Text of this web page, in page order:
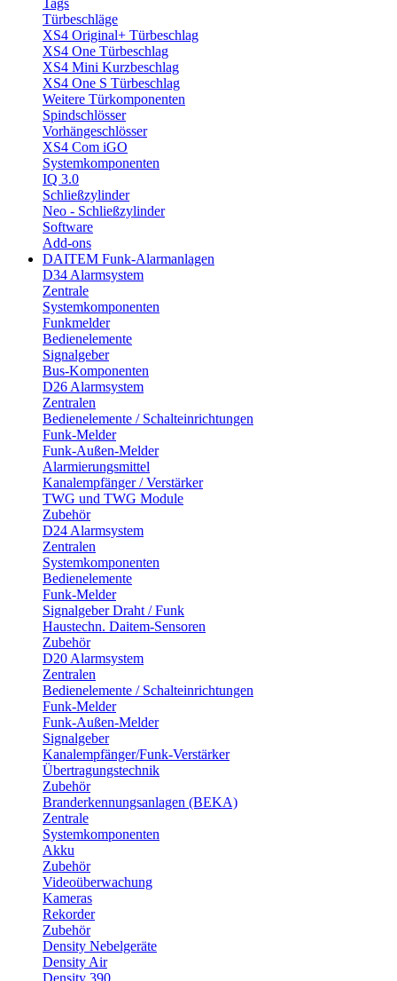
Türbeschläge
XS4 Original+ Türbeschlag
XS4 One Türbeschlag
XS4 Mini Kurzbeschlag
XS4 One S Türbeschlag
Weitere Türkomponenten
Spindschlösser
Vorhängeschlösser
XS4 Com iGO
Systemkomponenten
IQ 3.0
Schließzylinder
Neo - Schließzylinder
Software
Add-ons
DAITEM Funk-Alarmanlagen
D34 Alarmsystem
Zentrale
Systemkomponenten
Funkmelder
Bedienelemente
Signalgeber
Bus-Komponenten
D26 Alarmsystem
Zentralen
Bedienelemente / Schalteinrichtungen
Funk-Melder
Funk-Außen-Melder
Alarmierungsmittel
Kanalempfänger / Verstärker
TWG und TWG Module
Zubehör
D24 Alarmsystem
Zentralen
Systemkomponenten
Bedienelemente
Funk-Melder
Signalgeber Draht / Funk
Haustechn. Daitem-Sensoren
Zubehör
D20 Alarmsystem
Zentralen
Bedienelemente / Schalteinrichtungen
Funk-Melder
Funk-Außen-Melder
Signalgeber
Kanalempfänger/Funk-Verstärker
Übertragungstechnik
Zubehör
Branderkennungsanlagen (BEKA)
Zentrale
Systemkomponenten
Akku
Zubehör
Videoüberwachung
Kameras
Rekorder
Zubehör
Density Nebelgeräte
Density Air
Density 390